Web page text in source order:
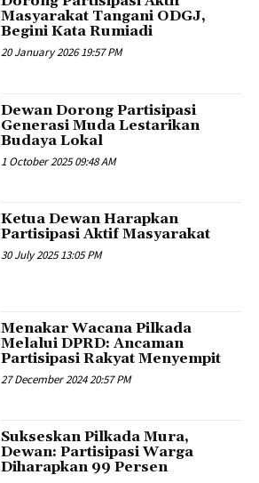
Masyarakat Tangani ODGJ,
Begini Kata Rumiadi
20 January 2026 19:57 PM
Dewan Dorong Partisipasi
Generasi Muda Lestarikan
Budaya Lokal
1 October 2025 09:48 AM
Ketua Dewan Harapkan
Partisipasi Aktif Masyarakat
30 July 2025 13:05 PM
Menakar Wacana Pilkada
Melalui DPRD: Ancaman
Partisipasi Rakyat Menyempit
27 December 2024 20:57 PM
Sukseskan Pilkada Mura,
Dewan: Partisipasi Warga
Diharapkan 99 Persen